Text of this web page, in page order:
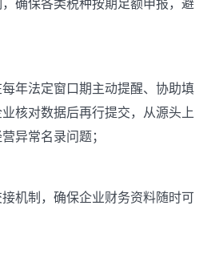
确保各类税种按期足额申报，避
年法定窗口期主动提醒、协助填
核对数据后再行提交，从源头上
异常名录问题；
机制，确保企业财务资料随时可